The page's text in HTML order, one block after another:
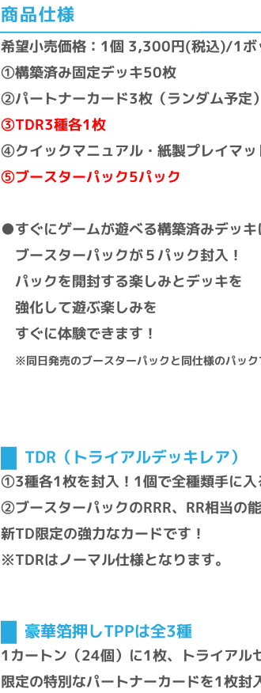
商品仕様
希望小売価格：1個 3,300円(税込)/1ボ
①構築済み固定デッキ50枚
②パートナーカード3枚（ランダム予定）
③TDR3種各1枚
④クイックマニュアル・紙製プレイマッ
⑤ブースターパック5パック
●すぐにゲームが遊べる構築済みデッキ
ブースターパックが５パック封入！
パックを開封する楽しみとデッキを
強化して遊ぶ楽しみを
すぐに体験できます！
※同日発売のブースターパックと同仕様のパック
TDR（トライアルデッキレア）
①3種各1枚を封入！1個で全種類手に入
➁ブースターパックのRRR、RR相当の能
新TD限定の強力なカードです！
※TDRはノーマル仕様となります。
豪華箔押しTPPは全3種
1カートン（24個）に1枚、トライアル
限定の特別なパートナーカードを1枚封